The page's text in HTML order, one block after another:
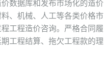
数据库和发布市场化的造价
、机械、人工等各类价格市
工程造价咨询。严格合同履
工程结算、拖欠工程款的理